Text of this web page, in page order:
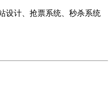
设计、抢票系统、秒杀系统